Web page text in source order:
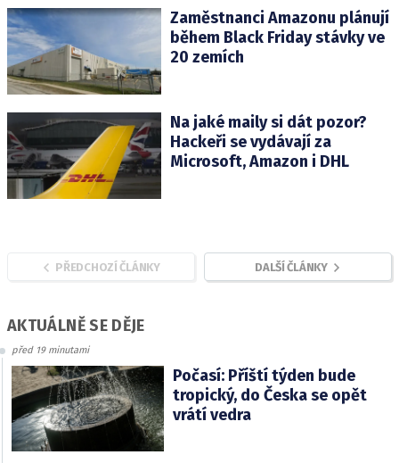
Zaměstnanci Amazonu plánují
během Black Friday stávky ve
20 zemích
Na jaké maily si dát pozor?
Hackeři se vydávají za
Microsoft, Amazon i DHL
PŘEDCHOZÍ ČLÁNKY DALŠÍ ČLÁNKY
AKTUÁLNĚ SE DĚJE
před 19 minutami
Počasí: Příští týden bude
tropický, do Česka se opět
vrátí vedra